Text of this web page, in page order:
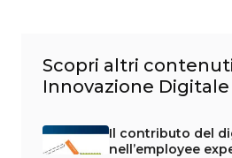
Scopri altri
Innovazione
Il contributo del
nell’employee